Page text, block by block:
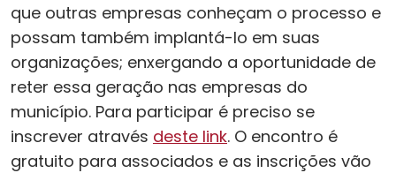
que outras empresas conheçam o processo e
possam também implantá-lo em suas
organizações; enxergando a oportunidade de
reter essa geração nas empresas do
município. Para participar é preciso se
inscrever através deste link. O encontro é
gratuito para associados e as inscrições vão